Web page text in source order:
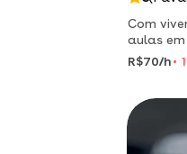
Com
aulas em
R$70/h 1